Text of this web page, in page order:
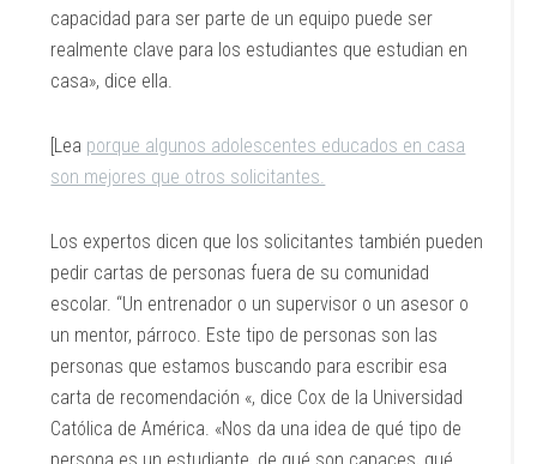
capacidad para ser parte de un equipo puede ser
realmente clave para los estudiantes que estudian en
casa», dice ella.
[Lea porque algunos adolescentes educados en casa
son mejores que otros solicitantes.
Los expertos dicen que los solicitantes también pueden
pedir cartas de personas fuera de su comunidad
escolar. “Un entrenador o un supervisor o un asesor o
un mentor, párroco. Este tipo de personas son las
personas que estamos buscando para escribir esa
carta de recomendación «, dice Cox de la Universidad
Católica de América. «Nos da una idea de qué tipo de